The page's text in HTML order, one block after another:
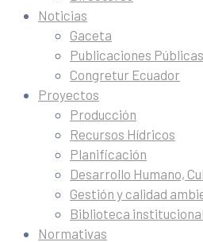
Noticias
Gaceta
Publicaciones Públicas
Congretur Ecuador
Proyectos
Producción
Recursos Hídricos
Planificación
Desarrollo Humano,
Gestión y calidad
Biblioteca institucional
Normativas